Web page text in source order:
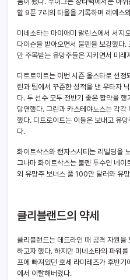
할 9푼 7리의 타율을 기록하며 레예스
미네소타는 마이애미 말린스에서 서지
다이슨을 받아오면서 불펜을 보강했다.
만 주목받는 유망주들은 지키면서 미래
디트로이트는 이번 시즌 올스타로 선
린과 팀에서 꾸준한 성적을 낸 우타자
다. 두 선수 모두 전반기 좋은 활약을
당연했다. 그린과 카스테야노스는 각
했다. 디트로이트는 이들은 보내고 유
다.
화이트삭스와 캔자스시티는 리빌딩을
그나마 화이트삭스는 불펜 투수인 네
외 유망주 보너스 풀 100만 달러와 유
클리블랜드의 약세
클리블랜드는 데드라인 때 공격 자원
하고자 했다. 하지만 미네소타의 파워
프에 빠져있던 호세 라미레즈가 후반
에서 이탈해버렸다.